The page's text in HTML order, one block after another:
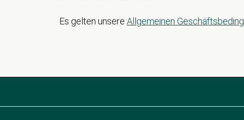
Es gelten unsere Allgemeinen